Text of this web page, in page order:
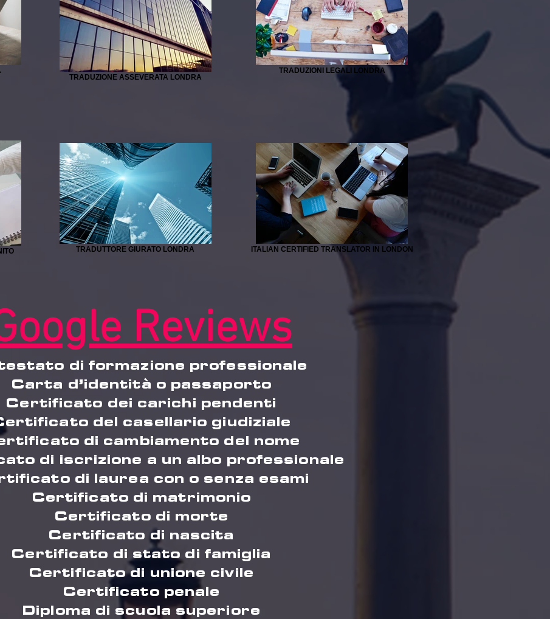
TRADUZIONE ASSEVERATA LONDRA
TRADUZIONI LEGALI LONDRA
TRADUTTORE GIURATO LONDRA ITALIAN CERTIFIED TRANSLATOR IN LONDON
Reviews
di formazione professionale
Carta d’identità o passaporto
Certificato dei carichi pendenti
del casellario giudiziale
di cambiamento del nome
di iscrizione a un albo professionale
di laurea con o senza esami
Certificato di matrimonio
Certificato di morte
Certificato di nascita
Certificato di stato di famiglia
Certificato di unione civile
Certificato penale
Diploma di scuola superiore